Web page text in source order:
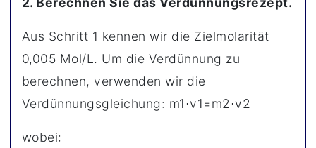
Aus Schritt 1 kennen wir die Zielmolarität
0,005 Mol/L. Um die Verdünnung zu
berechnen, verwenden wir die
Verdünnungsgleichung: m1⋅v1=m2⋅v2
wobei: